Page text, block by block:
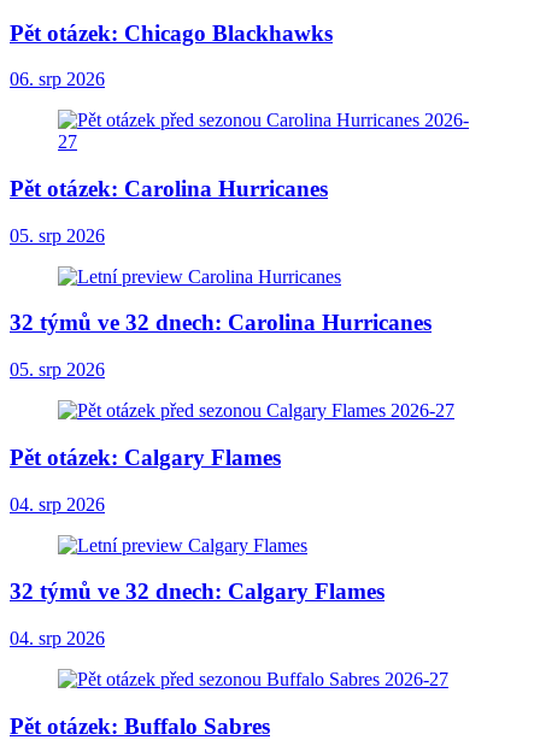
Pět otázek: Chicago Blackhawks
06. srp 2026
Pět otázek: Carolina Hurricanes
05. srp 2026
32 týmů ve 32 dnech: Carolina Hurricanes
05. srp 2026
Pět otázek: Calgary Flames
04. srp 2026
32 týmů ve 32 dnech: Calgary Flames
04. srp 2026
Pět otázek: Buffalo Sabres